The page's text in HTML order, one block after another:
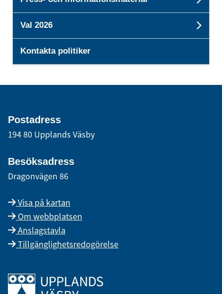
Val 2026
Kontakta politiker
Postadress
194 80 Upplands Väsby
Besöksadress
Dragonvägen 86
Visa på kartan
Om webbplatsen
Anslagstavla
Tillgänglighetsredogörelse